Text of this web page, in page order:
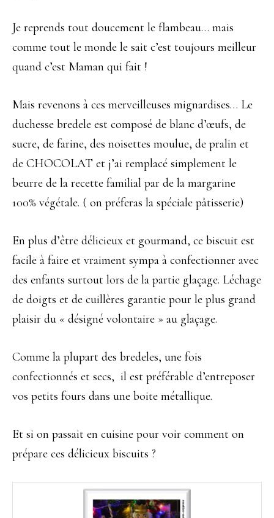
Je reprends tout doucement le flambeau… mais
comme tout le monde le sait c’est toujours meilleur
quand c’est Maman qui fait !
Mais revenons à ces merveilleuses mignardises… Le
duchesse bredele est composé de blanc d’œufs, de
sucre, de farine, des noisettes moulue, de pralin et
de CHOCOLAT et j’ai remplacé simplement le
beurre de la recette familial par de la margarine
100% végétale. ( on préferas la spéciale pâtisserie)
En plus d’être délicieux et gourmand, ce biscuit est
facile à faire et vraiment sympa à confectionner avec
des enfants surtout lors de la partie glaçage. Léchage
de doigts et de cuillères garantie pour le plus grand
plaisir du « désigné volontaire » au glaçage.
Comme la plupart des bredeles, une fois
confectionnés et secs, il est préférable d’entreposer
vos petits fours dans une boite métallique.
Et si on passait en cuisine pour voir comment on
prépare ces délicieux biscuits ?